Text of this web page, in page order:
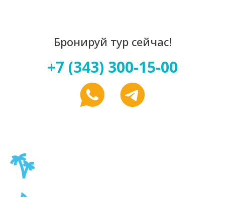
Бронируй тур сейчас!
+7 (343) 300-15-00